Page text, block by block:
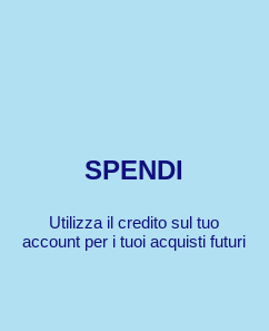
SPENDI
Utilizza il credito sul tuo
account per i tuoi acquisti futuri
ricerca
ricerca